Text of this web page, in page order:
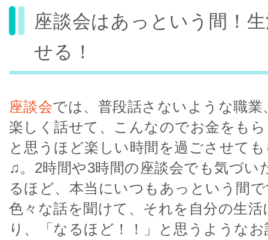
座談会はあっという間！
せる！
座談会では、普段話さないような職業
楽しく話せて、こんなのでお金をも
と思うほど楽しい時間を過ごさせて
♫。2時間や3時間の座談会でも気づい
るほど、本当にいつもあっという間
色々な話を聞けて、それを自分の生
り、「なるほど！！」と思うような